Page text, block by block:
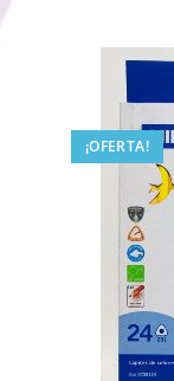
¡OFERTA!